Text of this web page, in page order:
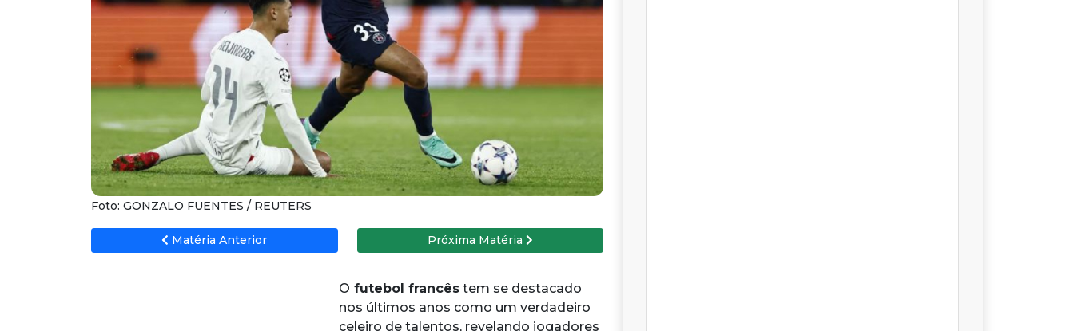
Foto: GONZALO FUENTES / REUTERS
Matéria Anterior Próxima Matéria
O futebol francês tem se destacado
nos últimos anos como um verdadeiro
celeiro de talentos, revelando jogadores